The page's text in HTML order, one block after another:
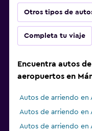
Otros tipos de
Completa tu viaje
Encuentra autos
aeropuertos en
Autos de arriendo en
Autos de arriendo en
Autos de arriendo en